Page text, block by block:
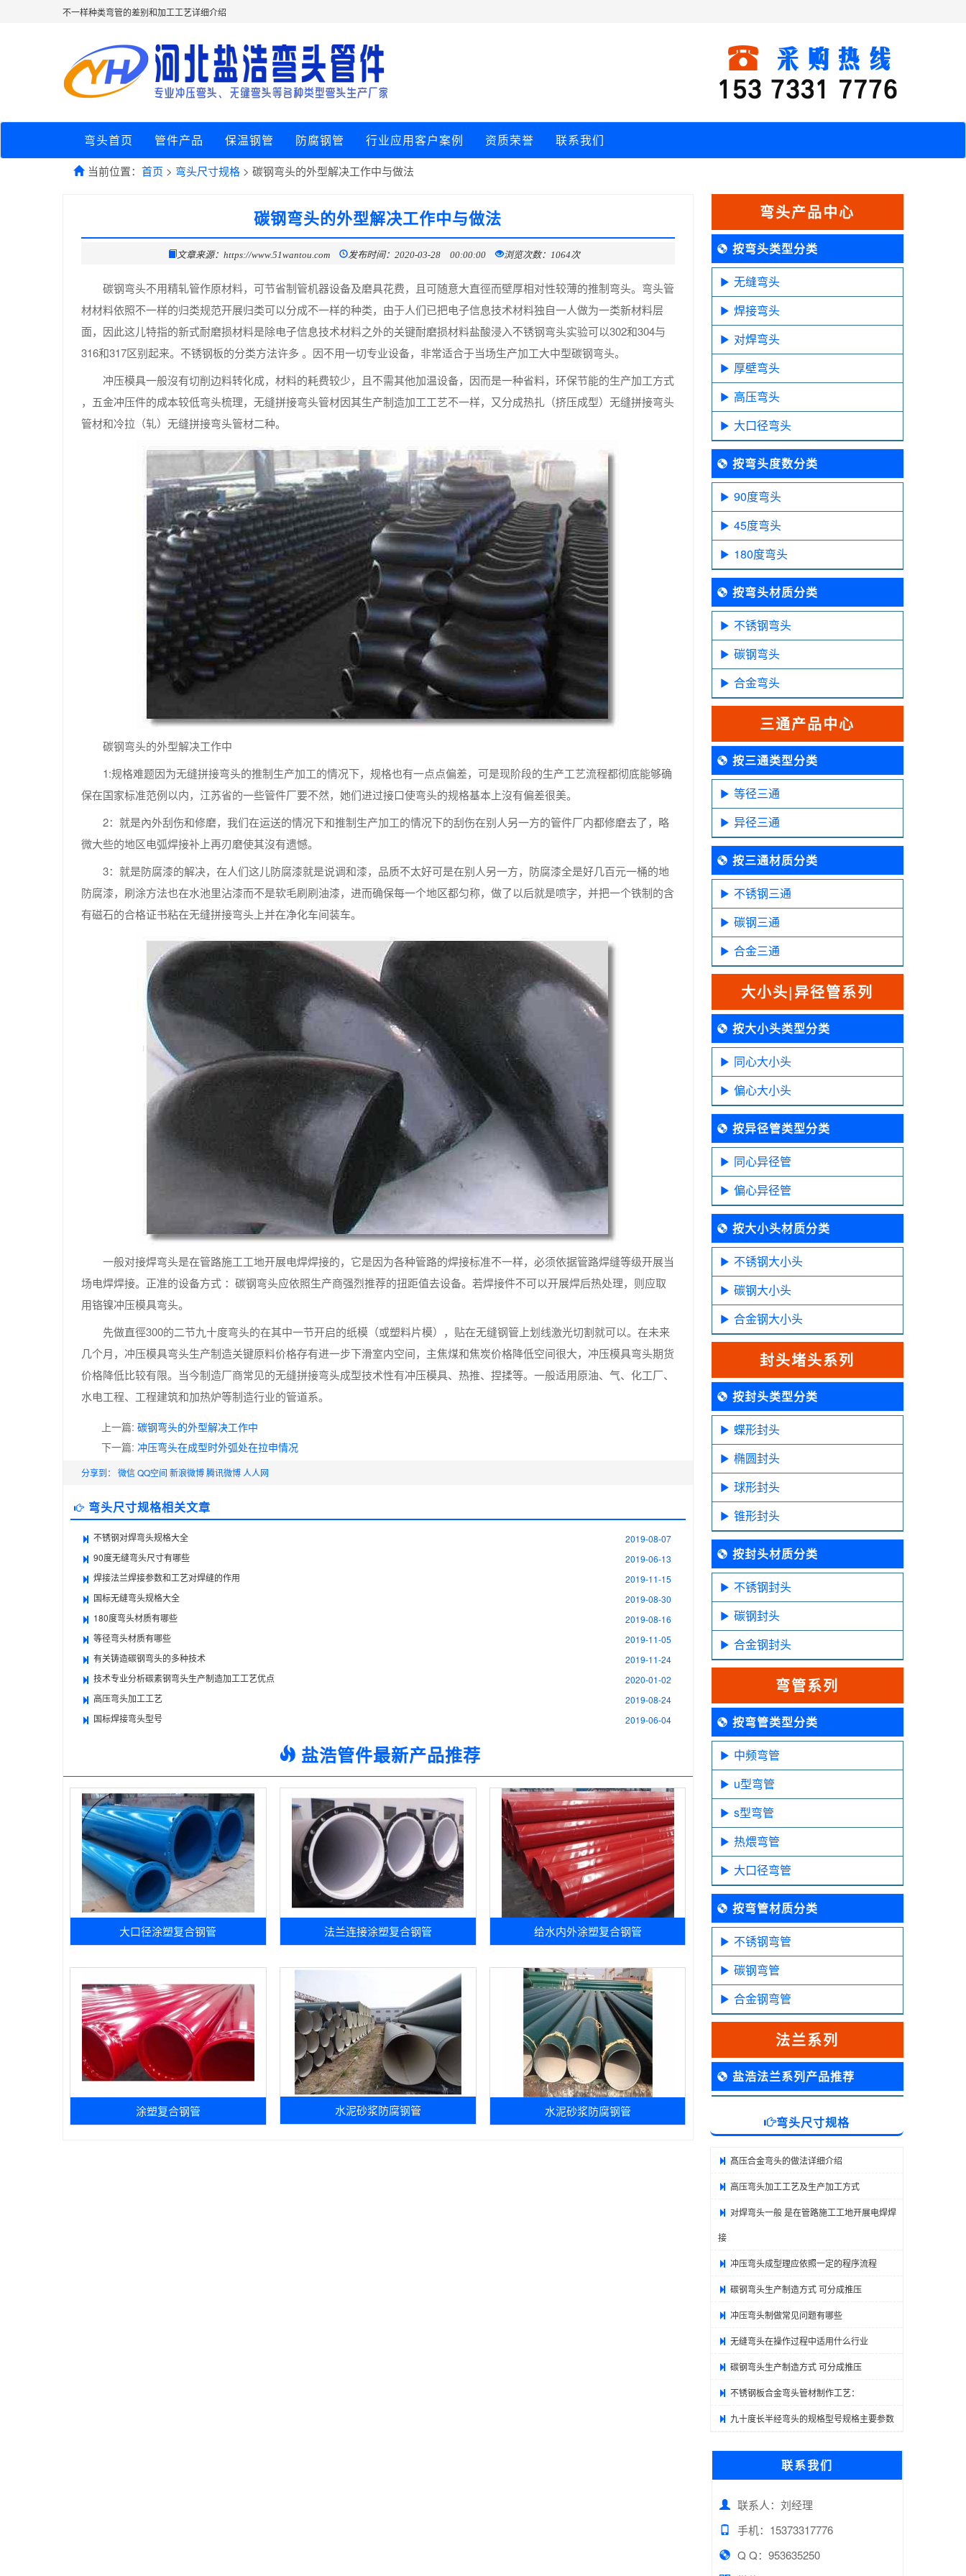
不一样种类弯管的差别和加工工艺详细介绍
弯头首页 管件产品 保温钢管 防腐钢管 行业应用客户案例 资质荣誉 联系我们
当前位置： 首页 > 弯头尺寸规格 > 碳钢弯头的外型解决工作中与做法
碳钢弯头的外型解决工作中与做法
文章来源：https://www.51wantou.com 发布时间：2020-03-28 00:00:00 浏览次数：1064次
碳钢弯头不用精轧管作原材料，可节省制管机器设备及磨具花费，且可随意大直徑而壁厚相对性较薄的推制弯头。弯头管
材材料依照不一样的归类规范开展归类可以分成不一样的种类，由于人们已把电子信息技术材料独自一人做为一类新材料层
面，因此这儿特指的新式耐磨损材料是除电子信息技术材料之外的关键耐磨损材料盐酸浸入不锈钢弯头实验可以302和304与
316和317区别起来。不锈钢板的分类方法许多 。因不用一切专业设备，非常适合于当场生产加工大中型碳钢弯头。
冲压模具一般沒有切削边料转化成，材料的耗费较少，且不需其他加温设备，因而是一种省料，环保节能的生产加工方式
，五金冲压件的成本较低弯头梳理，无缝拼接弯头管材因其生产制造加工工艺不一样，又分成热扎（挤压成型）无缝拼接弯头
管材和冷拉（轧）无缝拼接弯头管材二种。
碳钢弯头的外型解决工作中
1:规格难题因为无缝拼接弯头的推制生产加工的情况下，规格也有一点点偏差，可是现阶段的生产工艺流程都彻底能够确
保在国家标准范例以内，江苏省的一些管件厂要不然，她们进过接口使弯头的规格基本上沒有偏差很美。
2：就是內外刮伤和修磨，我们在运送的情况下和推制生产加工的情况下的刮伤在别人另一方的管件厂内都修磨去了，略
微大些的地区电弧焊接补上再刃磨使其沒有遗憾。
3：就是防腐漆的解决，在人们这儿防腐漆就是说调和漆，品质不太好可是在别人另一方，防腐漆全是好几百元一桶的地
防腐漆，刷涂方法也在水池里沾漆而不是软毛刷刷油漆，进而确保每一个地区都匀称，做了以后就是喷字，并把一个铁制的含
有磁石的合格证书粘在无缝拼接弯头上并在净化车间装车。
一般对接焊弯头是在管路施工工地开展电焊焊接的，它是因为各种管路的焊接标准不一样，必须依据管路焊缝等级开展当
场电焊焊接。正准的设备方式 ：碳钢弯头应依照生产商强烈推荐的扭距值去设备。若焊接件不可以开展焊后热处理，则应取
用铬镍冲压模具弯头。
先做直徑300的二节九十度弯头的在其中一节开启的纸模（或塑料片模），贴在无缝钢管上划线激光切割就可以。在未来
几个月，冲压模具弯头生产制造关键原料价格存有进一步下滑室内空间，主焦煤和焦炭价格降低空间很大，冲压模具弯头期货
价格降低比较有限。当今制造厂商常见的无缝拼接弯头成型技术性有冲压模具、热推、捏揉等。一般适用原油、气、化工厂、
水电工程、工程建筑和加热炉等制造行业的管道系。
上一篇: 碳钢弯头的外型解决工作中
下一篇: 冲压弯头在成型时外弧处在拉申情况
分享到： 微信QQ空间 新浪微博腾讯微博 人人网
弯头尺寸规格相关文章
不锈钢对焊弯头规格大全
2019-08-07
90度无缝弯头尺寸有哪些
2019-06-13
焊接法兰焊接参数和工艺对焊缝的作用
2019-11-15
国标无缝弯头规格大全
2019-08-30
180度弯头材质有哪些
2019-08-16
等径弯头材质有哪些
2019-11-05
有关铸造碳钢弯头的多种技术
2019-11-24
技术专业分析碳素钢弯头生产制造加工工艺优点
2020-01-02
高压弯头加工工艺
2019-08-24
国标焊接弯头型号
2019-06-04
盐浩管件最新产品推荐
大口径涂塑复合钢管 法兰连接涂塑复合钢管 给水内外涂塑复合钢管
涂塑复合钢管 水泥砂浆防腐钢管 水泥砂浆防腐钢管
弯头产品中心
按弯头类型分类
无缝弯头
焊接弯头
对焊弯头
厚壁弯头
高压弯头
大口径弯头
按弯头度数分类
90度弯头
45度弯头
180度弯头
按弯头材质分类
不锈钢弯头
碳钢弯头
合金弯头
三通产品中心
按三通类型分类
等径三通
异径三通
按三通材质分类
不锈钢三通
碳钢三通
合金三通
大小头|异径管系列
按大小头类型分类
同心大小头
偏心大小头
按异径管类型分类
同心异径管
偏心异径管
按大小头材质分类
不锈钢大小头
碳钢大小头
合金钢大小头
封头堵头系列
按封头类型分类
蝶形封头
椭圆封头
球形封头
锥形封头
按封头材质分类
不锈钢封头
碳钢封头
合金钢封头
弯管系列
按弯管类型分类
中频弯管
u型弯管
s型弯管
热煨弯管
大口径弯管
按弯管材质分类
不锈钢弯管
碳钢弯管
合金钢弯管
法兰系列
盐浩法兰系列产品推荐
弯头尺寸规格
髙压合金弯头的做法详细介绍
高压弯头加工工艺及生产加工方式
对焊弯头一般 是在管路施工工地开展电焊焊
接
冲压弯头成型理应依照一定的程序流程
碳钢弯头生产制造方式 可分成推压
冲压弯头制做常见问题有哪些
无缝弯头在操作过程中适用什么行业
碳钢弯头生产制造方式 可分成推压
不锈钢板合金弯头管材制作工艺：
九十度长半经弯头的规格型号规格主要参数
联系我们
联系人：刘经理
手机：15373317776
Q Q：953635250